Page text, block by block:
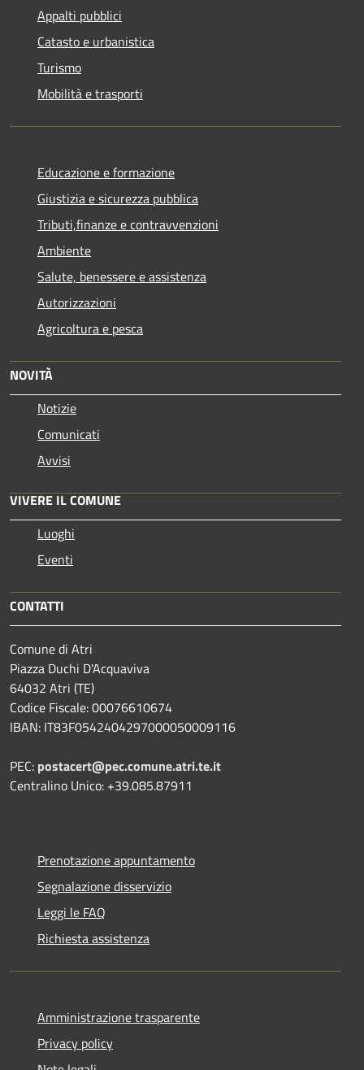
Appalti pubblici
Catasto e urbanistica
Turismo
Mobilità e trasporti
Educazione e formazione
Giustizia e sicurezza pubblica
Tributi,finanze e contravvenzioni
Ambiente
Salute, benessere e assistenza
Autorizzazioni
Agricoltura e pesca
NOVITÀ
Notizie
Comunicati
Avvisi
VIVERE IL COMUNE
Luoghi
Eventi
CONTATTI
Comune di Atri
Piazza Duchi D'Acquaviva
64032 Atri (TE)
Codice Fiscale: 00076610674
IBAN: IT83F0542404297000050009116
PEC: postacert@pec.comune.atri.te.it
Centralino Unico: +39.085.87911
Prenotazione appuntamento
Segnalazione disservizio
Leggi le FAQ
Richiesta assistenza
Amministrazione trasparente
Privacy policy